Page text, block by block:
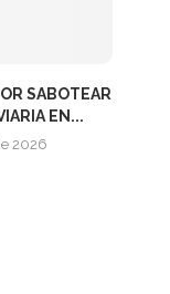
SABOTEAR
EN...
2026